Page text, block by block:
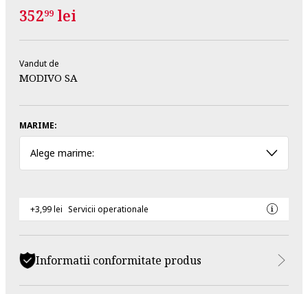
35299 lei
Vandut de
MODIVO SA
MARIME:
Alege marime:
+3,99 lei Servicii operationale
Informatii conformitate produs